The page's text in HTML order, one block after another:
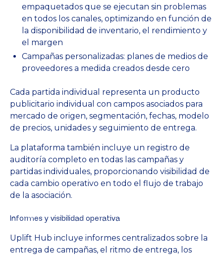
empaquetados que se ejecutan sin problemas
en todos los canales, optimizando en función de
la disponibilidad de inventario, el rendimiento y
el margen
Campañas personalizadas: planes de medios de
proveedores a medida creados desde cero
Cada partida individual representa un producto
publicitario individual con campos asociados para
mercado de origen, segmentación, fechas, modelo
de precios, unidades y seguimiento de entrega.
La plataforma también incluye un registro de
auditoría completo en todas las campañas y
partidas individuales, proporcionando visibilidad de
cada cambio operativo en todo el flujo de trabajo
de la asociación.
Informes y visibilidad operativa
Uplift Hub incluye informes centralizados sobre la
entrega de campañas, el ritmo de entrega, los